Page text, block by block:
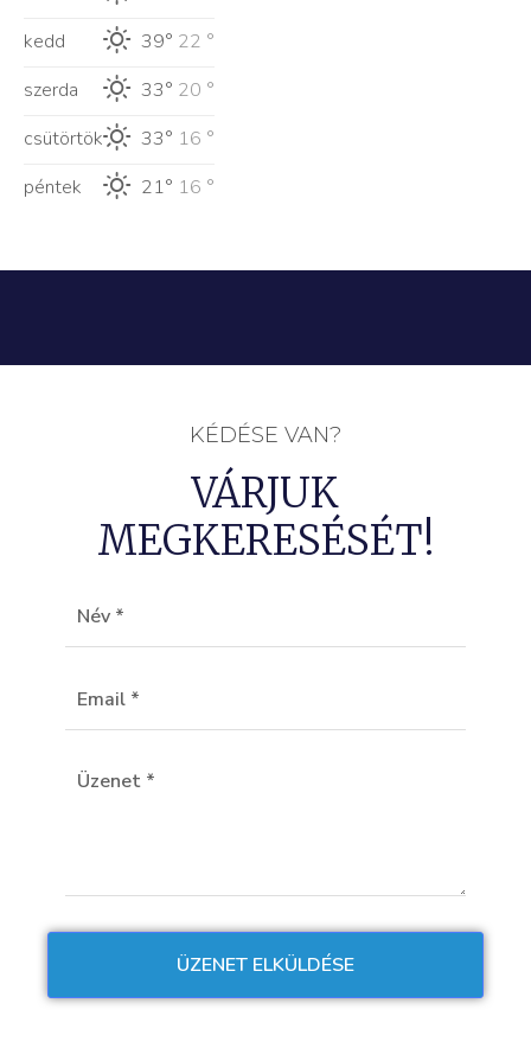
kedd
39° 22 °
szerda
33° 20 °
csütörtök
33° 16 °
péntek
21° 16 °
KÉDÉSE VAN?
VÁRJUK
MEGKERESÉSÉT!